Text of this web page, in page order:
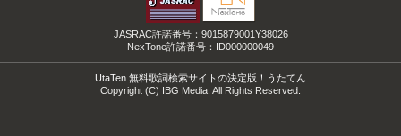
JASRAC許諾番号：9015879001Y38026
NexTone許諾番号：ID000000049
UtaTen 無料歌詞検索サイトの決定版！うたてん
Copyright (C) IBG Media. All Rights Reserved.